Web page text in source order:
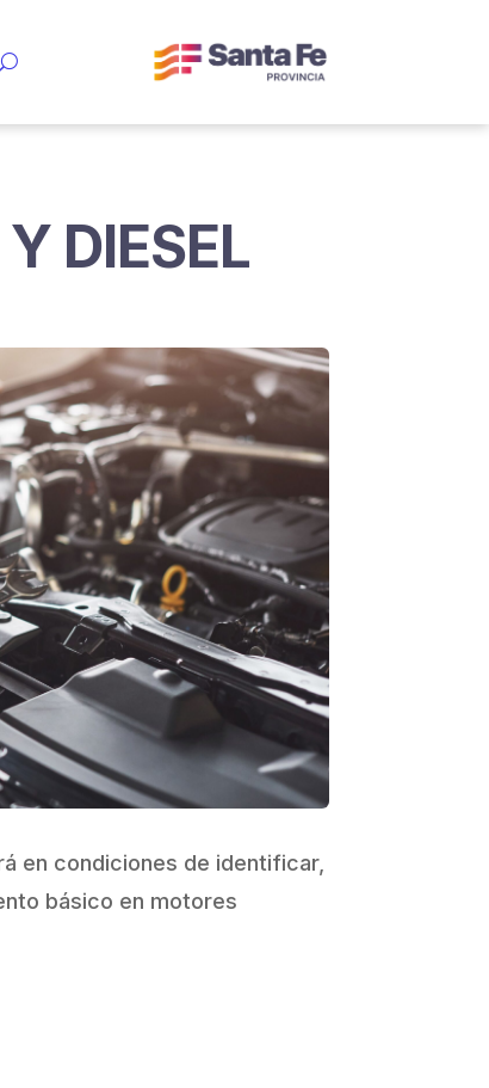
DIESEL
en condiciones de identificar,
básico en motores